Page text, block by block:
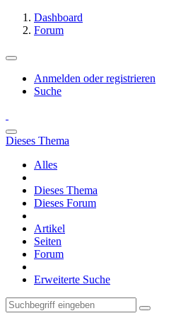
Dashboard
Forum
Anmelden oder registrieren
Suche
Dieses Thema
Alles
Dieses Thema
Dieses Forum
Artikel
Seiten
Forum
Erweiterte Suche